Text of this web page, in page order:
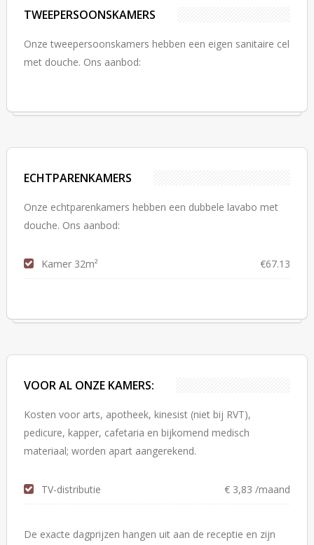
TWEEPERSOONSKAMERS
Onze tweepersoonskamers hebben een eigen sanitaire cel
met douche. Ons aanbod:
ECHTPARENKAMERS
Onze echtparenkamers hebben een dubbele lavabo met
douche. Ons aanbod:
Kamer 32m² €67.13
VOOR AL ONZE KAMERS:
Kosten voor arts, apotheek, kinesist (niet bij RVT),
pedicure, kapper, cafetaria en bijkomend medisch
materiaal; worden apart aangerekend.
TV-distributie € 3,83 /maand
De exacte dagprijzen hangen uit aan de receptie en zijn